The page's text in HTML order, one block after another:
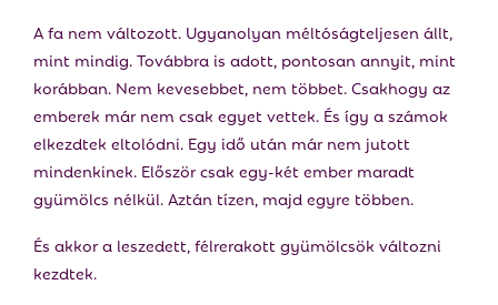
A fa nem változott. Ugyanolyan méltóságteljesen állt,
mint mindig. Továbbra is adott, pontosan annyit, mint
korábban. Nem kevesebbet, nem többet. Csakhogy az
emberek már nem csak egyet vettek. És így a számok
elkezdtek eltolódni. Egy idő után már nem jutott
mindenkinek. Először csak egy-két ember maradt
gyümölcs nélkül. Aztán tízen, majd egyre többen.
És akkor a leszedett, félrerakott gyümölcsök változni
kezdtek.